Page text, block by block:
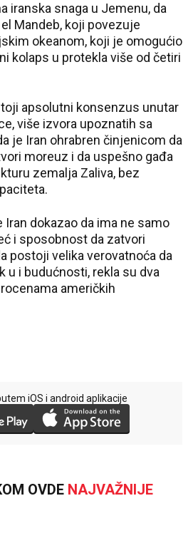
iranska snaga u Jemenu, da
Mandeb, koji povezuje
okeanom, koji je omogućio
kolaps u protekla više od četiri
apsolutni konsenzus unutar
više izvora upoznatih sa
je Iran ohrabren činjenicom da
moreuz i da uspešno gađa
zemalja Zaliva, bez
Iran dokazao da ima ne samo
i sposobnost da zatvori
postoji velika verovatnoća da
u i budućnosti, rekla su dva
američkih
iOS i android aplikacije
OVDE NAJVAŽNIJE